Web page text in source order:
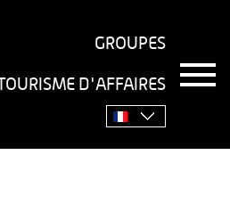
GROUPES
D'AFFAIRES
T
o
Recettes›"Tisane
janvier 2020